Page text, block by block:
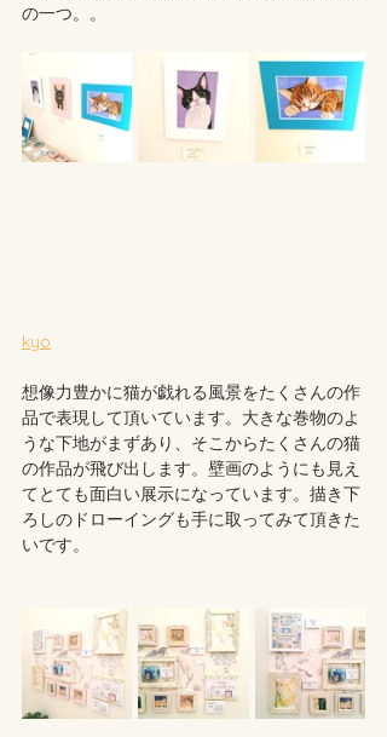
の一つ。。
kyo
想像力豊かに猫が戯れる風景をたくさんの作
品で表現して頂いています。大きな巻物のよ
うな下地がまずあり、そこからたくさんの猫
の作品が飛び出します。壁画のようにも見え
てとても面白い展示になっています。描き下
ろしのドローイングも手に取ってみて頂きた
いです。